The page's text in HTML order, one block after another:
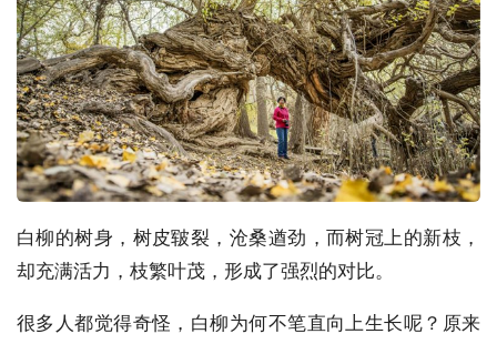
白柳的树身，树皮皲裂，沧桑遒劲，而树冠上的新枝，
却充满活力，枝繁叶茂，形成了强烈的对比。
很多人都觉得奇怪，白柳为何不笔直向上生长呢？原来